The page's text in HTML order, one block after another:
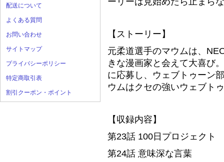
配送について
よくある質問
お問い合わせ
サイトマップ
プライバシーポリシー
特定商取引表
割引クーポン・ポイント
【ストーリー】
元柔道選手のマウムは、
きな漫画家と会えて大喜び
に応募し、ウェブトゥーン
ウムはクセの強いウェブト
【収録内容】
第23話 100日プロジェクト
第24話 意味深な言葉